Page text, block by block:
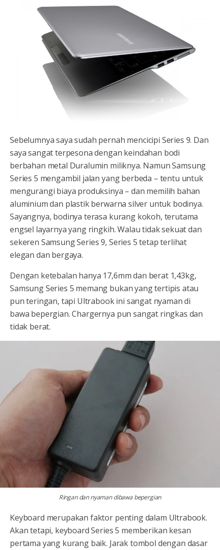
Sebelumnya saya sudah pernah mencicipi Series 9. Dan
saya sangat terpesona dengan keindahan bodi
berbahan metal Duralumin miliknya. Namun Samsung
Series 5 mengambil jalan yang berbeda – tentu untuk
mengurangi biaya produksinya – dan memilih bahan
aluminium dan plastik berwarna silver untuk bodinya.
Sayangnya, bodinya terasa kurang kokoh, terutama
engsel layarnya yang ringkih. Walau tidak sekuat dan
sekeren Samsung Series 9, Series 5 tetap terlihat
elegan dan bergaya.
Dengan ketebalan hanya 17,6mm dan berat 1,43kg,
Samsung Series 5 memang bukan yang tertipis atau
pun teringan, tapi Ultrabook ini sangat nyaman di
bawa bepergian. Chargernya pun sangat ringkas dan
tidak berat.
Ringan dan nyaman dibawa bepergian
Keyboard merupakan faktor penting dalam Ultrabook.
Akan tetapi, keyboard Series 5 memberikan kesan
pertama yang kurang baik. Jarak tombol dengan dasar